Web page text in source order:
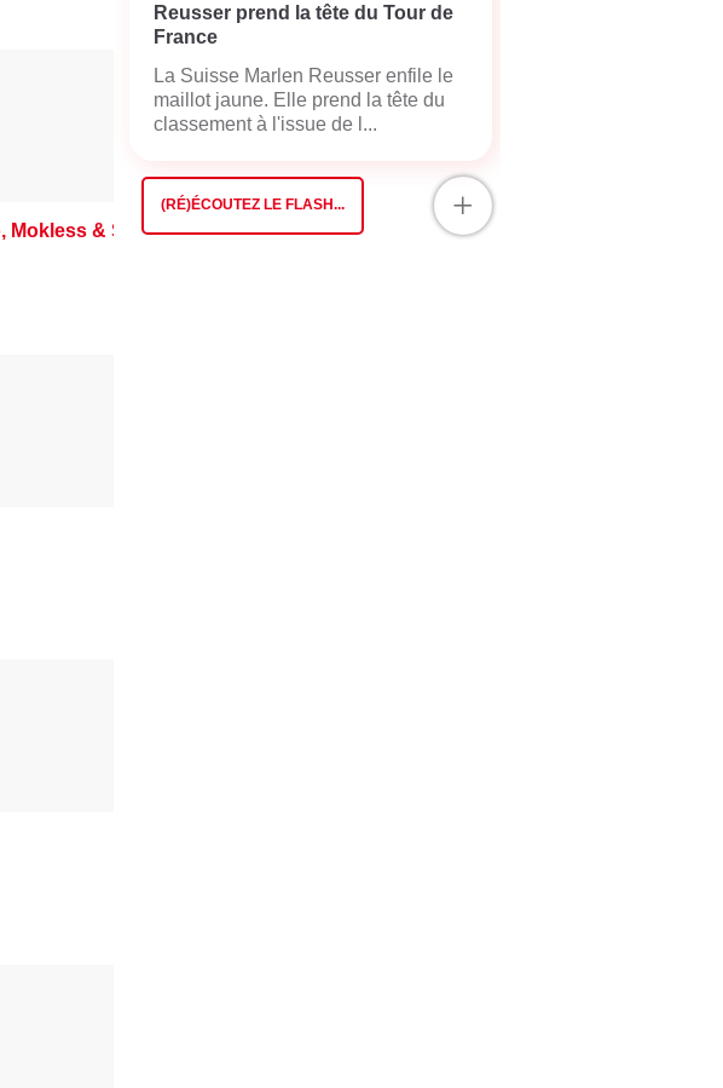
Mokless & Selim du 9.4)
Reusser prend la tête du Tour de
France
La Suisse Marlen Reusser enfile le
maillot jaune. Elle prend la tête du
classement à l'issue de l...
(RÉ)ÉCOUTEZ LE FLASH... +